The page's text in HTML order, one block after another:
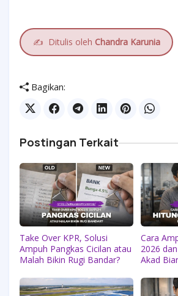
✍️ Ditulis oleh Chandra Karunia
Bagikan:
Postingan Terkait
Take Over KPR, Solusi
Ampuh Pangkas Cicilan atau
Malah Bikin Rugi Bandar?
Cara
2026
Akad